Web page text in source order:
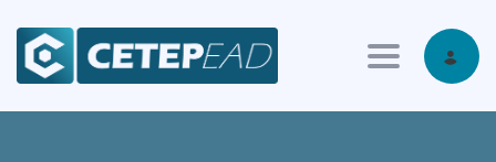
Toggle